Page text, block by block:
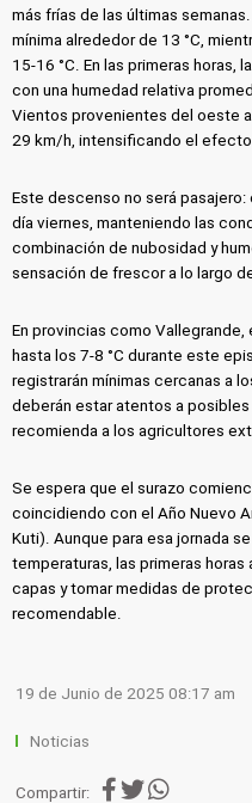
más frías de las últimas
mínima alrededor de 13 °C,
15‑16 °C. En las primeras horas,
con una humedad relativa
Vientos provenientes del oeste
29 km/h, intensificando el efecto
Este descenso no será
día viernes, manteniendo las
combinación de nubosidad y
sensación de frescor a lo largo
En provincias como
hasta los 7‑8 °C durante este
registrarán mínimas cercanas a
deberán estar atentos a
recomienda a los agricultores
Se espera que el surazo
coincidiendo con el Año Nuevo
Kuti). Aunque para esa jornada
temperaturas, las primeras horas
capas y tomar medidas de
recomendable.
19 de Junio de 2025 08:17 am
Noticias
Compartir: